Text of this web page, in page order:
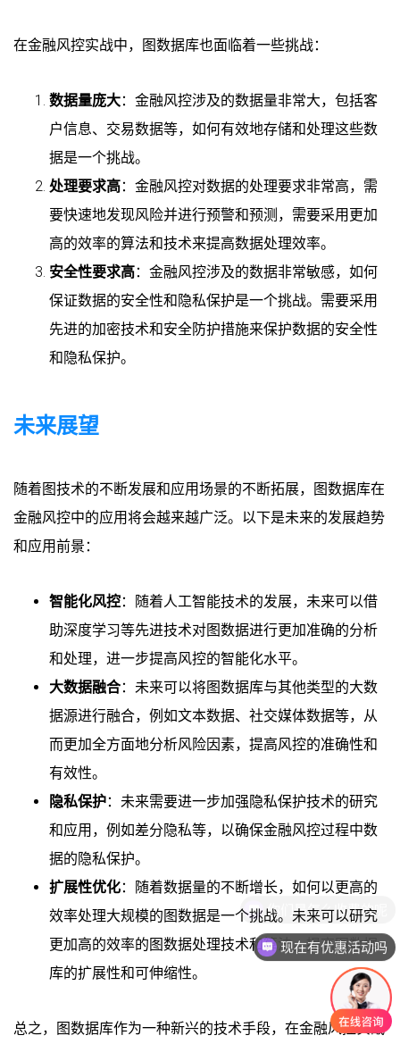
在金融风控实战中，图数据库也面临着一些挑战：
数据量庞大：金融风控涉及的数据量非常大，包括客
户信息、交易数据等，如何有效地存储和处理这些数
据是一个挑战。
处理要求高：金融风控对数据的处理要求非常高，需
要快速地发现风险并进行预警和预测，需要采用更加
高的效率的算法和技术来提高数据处理效率。
安全性要求高：金融风控涉及的数据非常敏感，如何
保证数据的安全性和隐私保护是一个挑战。需要采用
先进的加密技术和安全防护措施来保护数据的安全性
和隐私保护。
未来展望
随着图技术的不断发展和应用场景的不断拓展，图数据库在
金融风控中的应用将会越来越广泛。以下是未来的发展趋势
和应用前景：
智能化风控：随着人工智能技术的发展，未来可以借
助深度学习等先进技术对图数据进行更加准确的分析
和处理，进一步提高风控的智能化水平。
大数据融合：未来可以将图数据库与其他类型的大数
据源进行融合，例如文本数据、社交媒体数据等，从
而更加全方面地分析风险因素，提高风控的准确性和
有效性。
隐私保护：未来需要进一步加强隐私保护技术的研究
和应用，例如差分隐私等，以确保金融风控过程中数
据的隐私保护。
扩展性优化：随着数据量的不断增长，如何以更高的
效率处理大规模的图数据是一个挑战。未来可以研究
更加高的效率的图数据处理技术和算法，提高图数据
库的扩展性和可伸缩性。
总之，图数据库作为一种新兴的技术手段，在金融风控实战
现在有优惠活动吗